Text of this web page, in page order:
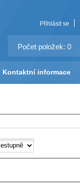
Přihlásit se
Počet položek: 0
Kontaktní informace